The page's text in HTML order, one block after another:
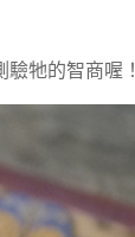
牠的智商喔！